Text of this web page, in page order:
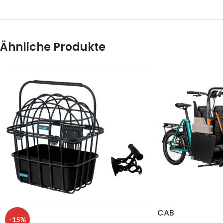
Ähnliche Produkte
-15%
CAB